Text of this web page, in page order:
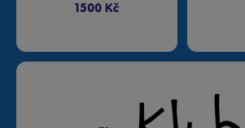
1500 Kč